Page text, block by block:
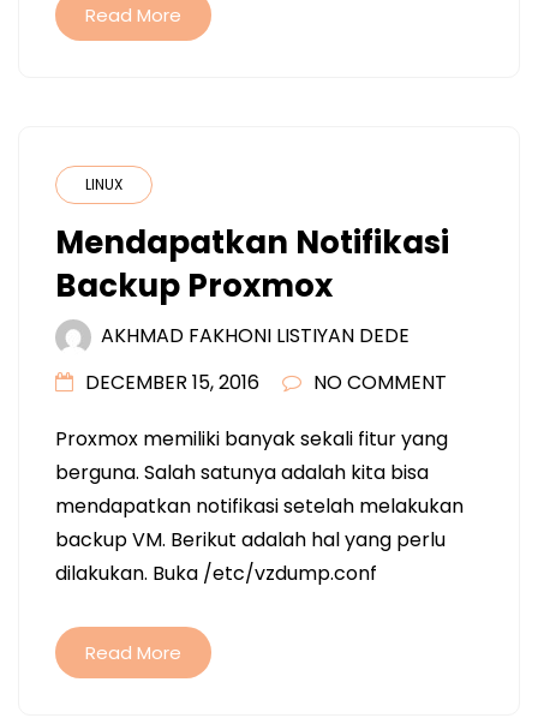
Read More
LINUX
Mendapatkan Notifikasi
Backup Proxmox
AKHMAD FAKHONI LISTIYAN DEDE
DECEMBER 15, 2016
NO COMMENT
Proxmox memiliki banyak sekali fitur yang
berguna. Salah satunya adalah kita bisa
mendapatkan notifikasi setelah melakukan
backup VM. Berikut adalah hal yang perlu
dilakukan. Buka /etc/vzdump.conf
Read More